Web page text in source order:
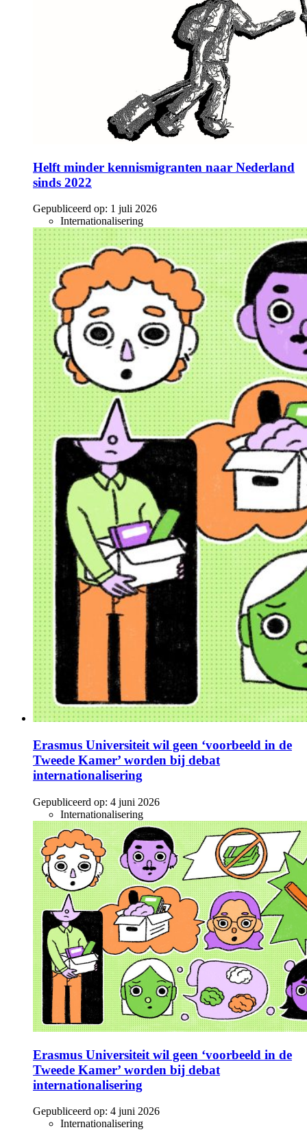
Helft minder kennismigranten naar Nederland
sinds 2022
Gepubliceerd op: 1 juli 2026
Internationalisering
Erasmus Universiteit wil geen ‘voorbeeld in de
Tweede Kamer’ worden bij debat
internationalisering
Gepubliceerd op: 4 juni 2026
Internationalisering
Erasmus Universiteit wil geen ‘voorbeeld in de
Tweede Kamer’ worden bij debat
internationalisering
Gepubliceerd op: 4 juni 2026
Internationalisering